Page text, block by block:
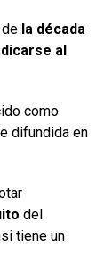
la década
al
como
difundida en
del
tiene un